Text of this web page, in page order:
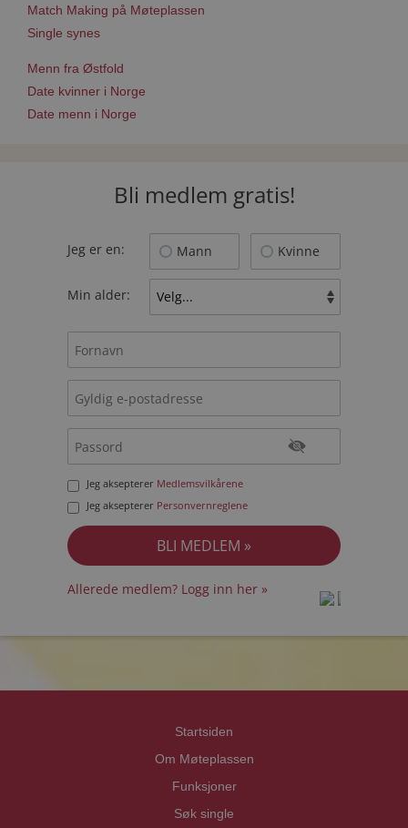
Match Making på Møteplassen
Single synes
Menn fra Østfold
Date kvinner i Norge
Date menn i Norge
Bli medlem gratis!
Jeg er en: Mann Kvinne
Min alder:
Jeg aksepterer Medlemsvilkårene
Jeg aksepterer Personvernreglene
Allerede medlem? Logg inn her »
Startsiden
Om Møteplassen
Funksjoner
Søk single